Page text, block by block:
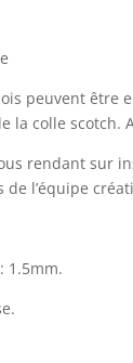
peuvent être
la colle scotch.
rendant sur
l’équipe
1.5mm.